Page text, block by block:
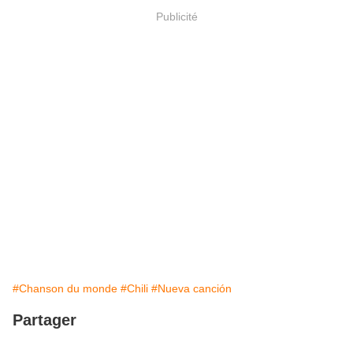
Publicité
#Chanson du monde #Chili #Nueva canción
Partager